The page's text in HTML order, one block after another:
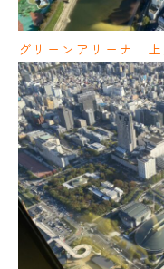
グリーンアリーナ 上